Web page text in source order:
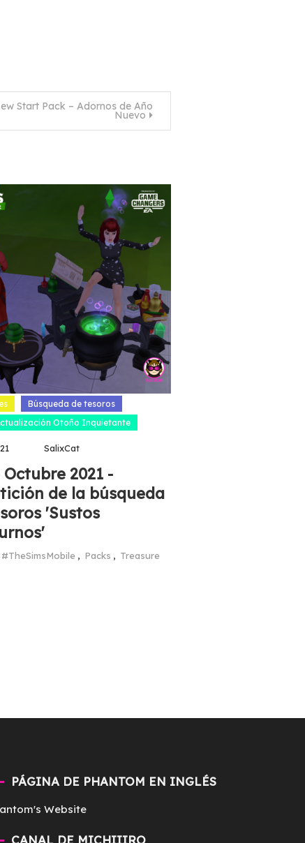
Start Pack – Adornos de Año
Nuevo
Búsqueda de tesoros
Otoño Inquietante
SalixCat
Octubre 2021 -
de la búsqueda
'Sustos
#TheSimsMobile , Packs , Treasure
PÁGINA DE PHANTOM EN INGLÉS
Website
CANAL DE MICHIIIRO